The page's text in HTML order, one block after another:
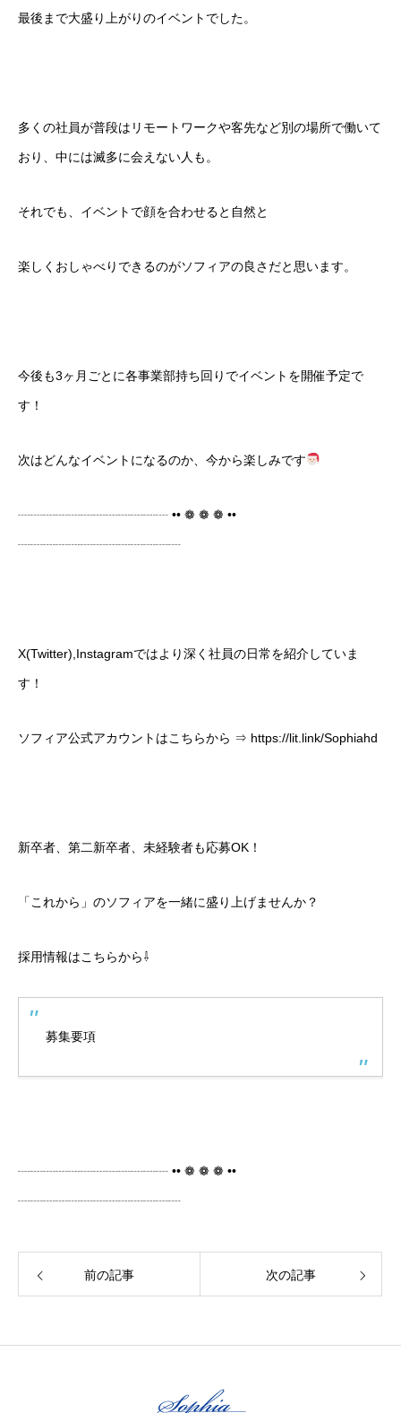
最後まで大盛り上がりのイベントでした。
多くの社員が普段はリモートワークや客先など別の場所で働いて
おり、中には滅多に会えない人も。
それでも、イベントで顔を合わせると自然と
楽しくおしゃべりできるのがソフィアの良さだと思います。
今後も3ヶ月ごとに各事業部持ち回りでイベントを開催予定で
す！
次はどんなイベントになるのか、今から楽しみです
┈┈┈┈┈┈┈┈┈┈┈┈ •• ❁ ❁ ❁ ••
┈┈┈┈┈┈┈┈┈┈┈┈┈
X(Twitter),Instagramではより深く社員の日常を紹介していま
す！
ソフィア公式アカウントはこちらから ⇒ https://lit.link/Sophiahd
新卒者、第二新卒者、未経験者も応募OK！
「これから」のソフィアを一緒に盛り上げませんか？
採用情報はこちらから⇩
募集要項
┈┈┈┈┈┈┈┈┈┈┈┈ •• ❁ ❁ ❁ ••
┈┈┈┈┈┈┈┈┈┈┈┈┈
前の記事 次の記事